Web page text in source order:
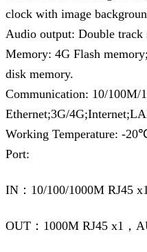
clock with image
Audio output: Double track
Memory: 4G Flash
disk memory.
Communication: 10/100M/
Ethernet;3G/
Working Temperature: -
Port:
IN：10/100/1000M RJ45
OUT：1000M RJ45 x1，